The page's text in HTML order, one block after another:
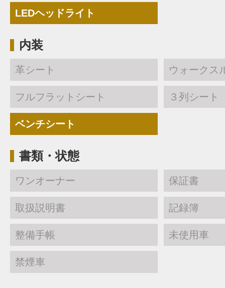
LEDヘッドライト
内装
革シート ウォークス
フルフラットシート ３列シート
ベンチシート
書類・状態
ワンオーナー 保証書
取扱説明書 記録簿
整備手帳 未使用車
禁煙車